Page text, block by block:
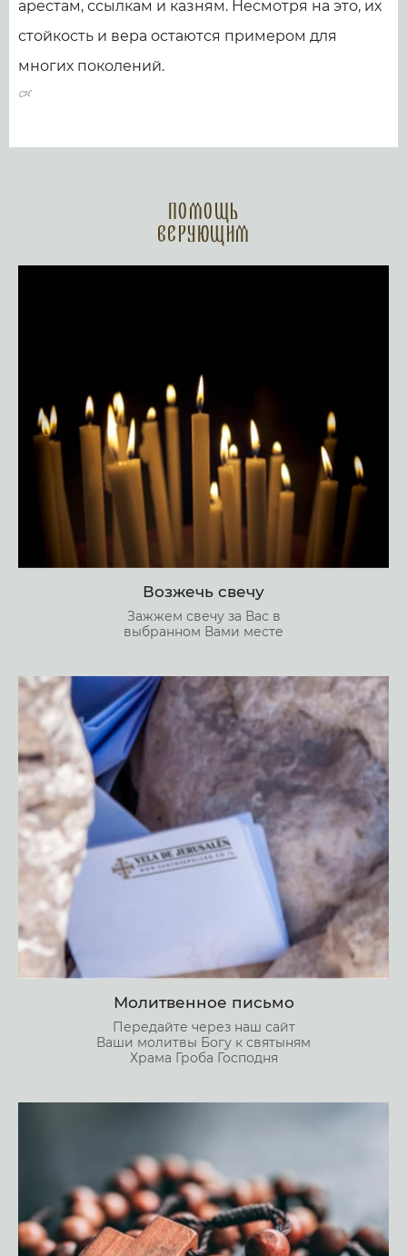
арестам, ссылкам и казням. Несмотря на это, их
стойкость и вера остаются примером для
многих поколений.
Помощь
верующим
Возжечь свечу
Зажжем свечу за Вас в
выбранном Вами месте
Молитвенное письмо
Передайте через наш сайт
Ваши молитвы Богу к святыням
Храма Гроба Господня